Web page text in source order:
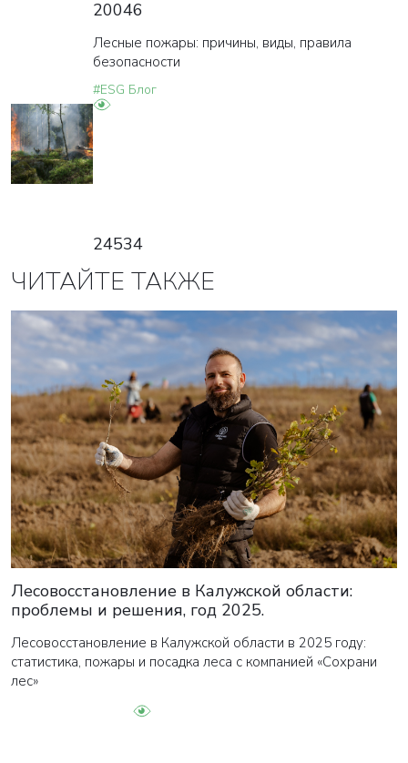
20046
Лесные пожары: причины, виды, правила
безопасности
#ESG Блог
24534
ЧИТАЙТЕ ТАКЖЕ
Лесовосстановление в Калужской области:
проблемы и решения, год 2025.
Лесовосстановление в Калужской области в 2025 году:
статистика, пожары и посадка леса с компанией «Сохрани
лес»